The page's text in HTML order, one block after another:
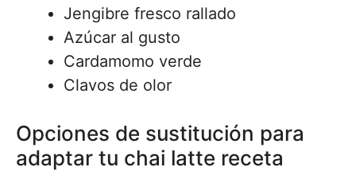
Jengibre fresco rallado
Azúcar al gusto
Cardamomo verde
Clavos de olor
Opciones de sustitución para
adaptar tu chai latte receta